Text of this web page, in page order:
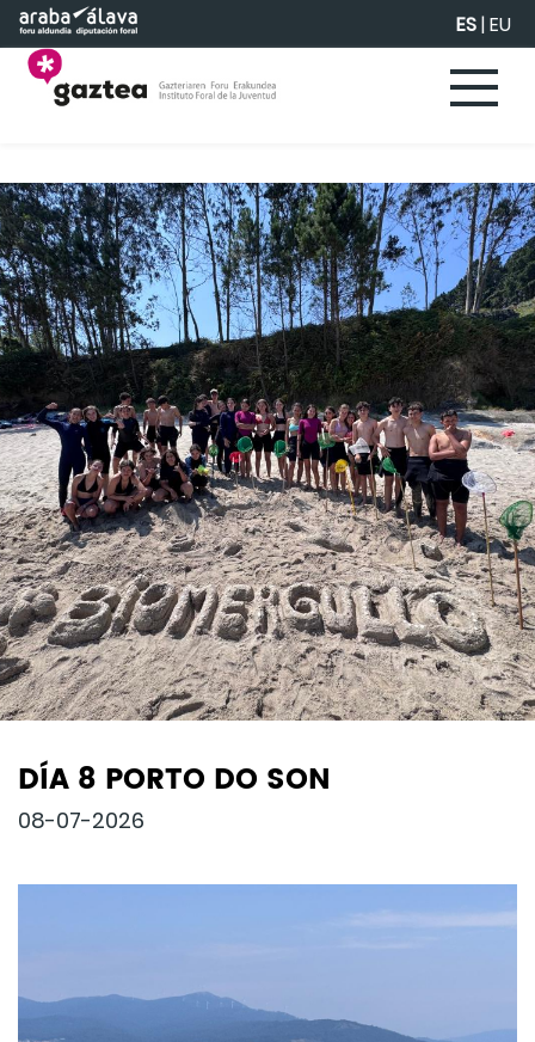
Saltar al contenido principal ES|EU
DÍA 8 PORTO DO SON
08-07-2026